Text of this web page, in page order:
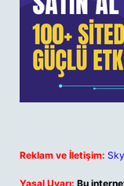
Reklam ve İletişim:
Yasal Uyarı: Bu